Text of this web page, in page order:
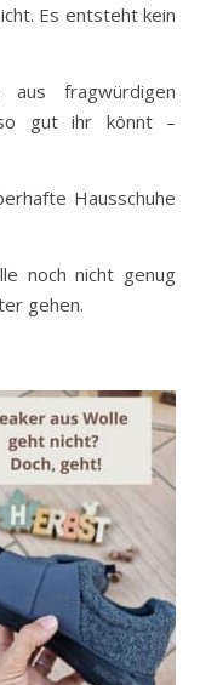
Es entsteht kein
aus fragwürdigen
gut ihr könnt –
Hausschuhe
noch nicht genug
gehen.